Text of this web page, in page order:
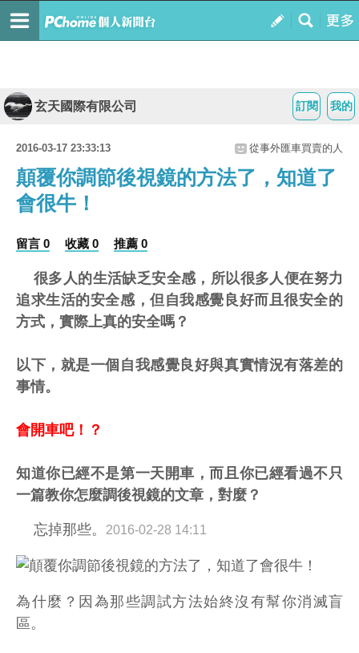
我的
訂閱
玄天國際有限公司
2016-03-17 23:33:13 從事外匯車買賣的人
顛覆你調節後視鏡的方法了，知道了
會很牛！
留言 0 收藏 0 推薦 0
很多人的生活缺乏安全感，所以很多人便在努力
追求生活的安全感，但自我感覺良好而且很安全的
方式，實際上真的安全嗎？
以下，就是一個自我感覺良好與真實情況有落差的
事情。
會開車吧！？
知道你已經不是第一天開車，而且你已經看過不只
一篇教你怎麼調後視鏡的文章，對麼？
忘掉那些。 2016-02-28 14:11
為什麼？ 因為那些調試方法始終沒有幫你消滅盲
區。